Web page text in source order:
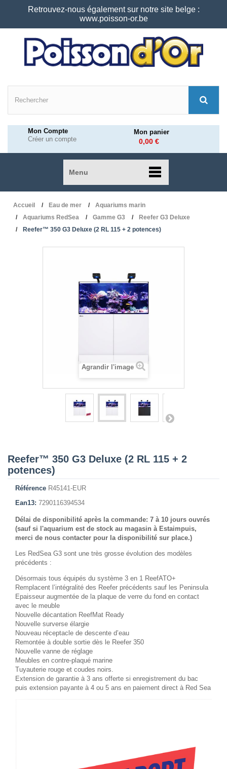
Retrouvez-nous également sur notre site belge :
www.poisson-or.be
Mon Compte
Créer un compte
Mon panier
0,00 €
Menu
Accueil Eau de mer
Aquariums marin
Aquariums RedSea
Gamme G3
Reefer G3 Deluxe
Reefer™ 350 G3 Deluxe (2 RL 115 + 2 potences)
Agrandir l'image
Reefer™ 350 G3 Deluxe (2 RL 115 + 2
potences)
Référence R45141-EUR
Ean13: 7290116394534
Délai de disponibilité après la commande: 7 à 10 jours ouvrés
(sauf si l'aquarium est de stock au magasin à Estaimpuis,
merci de nous contacter pour la disponibilité sur place.)
Les RedSea G3 sont une très grosse évolution des modèles
précédents :
Désormais tous équipés du système 3 en 1 ReefATO+
Remplacent l’intégralité des Reefer précédents sauf les Peninsula
Epaisseur augmentée de la plaque de verre du fond en contact
avec le meuble
Nouvelle décantation ReefMat Ready
Nouvelle surverse élargie
Nouveau réceptacle de descente d’eau
Remontée à double sortie dès le Reefer 350
Nouvelle vanne de réglage
Meubles en contre-plaqué marine
Tuyauterie rouge et coudes noirs.
Extension de garantie à 3 ans offerte si enregistrement du bac
puis extension payante à 4 ou 5 ans en paiement direct à Red Sea